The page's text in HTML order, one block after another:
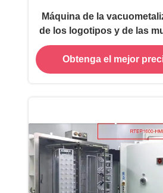
Máquina de la
de los logotipos y de las
PVD del coche, el
automotriz del vacío de la
del logotipo
Obtenga el mejor